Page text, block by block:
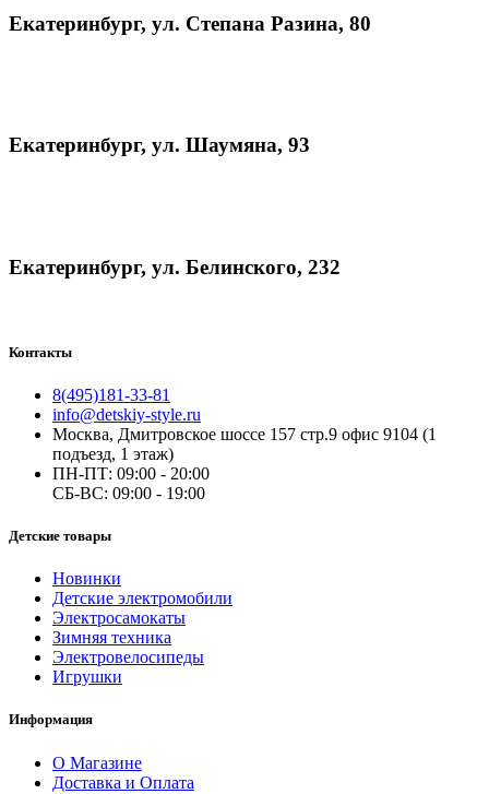
Екатеринбург, ул. Степана Разина, 80
Екатеринбург, ул. Шаумяна, 93
Екатеринбург, ул. Белинского, 232
Контакты
8(495)181-33-81
info@detskiy-style.ru
Москва, Дмитровское шоссе 157 стр.9 офис 9104 (1
подъезд, 1 этаж)
ПН-ПТ: 09:00 - 20:00
СБ-ВС: 09:00 - 19:00
Детские товары
Новинки
Детские электромобили
Электросамокаты
Зимняя техника
Электровелосипеды
Игрушки
Информация
О Магазине
Доставка и Оплата